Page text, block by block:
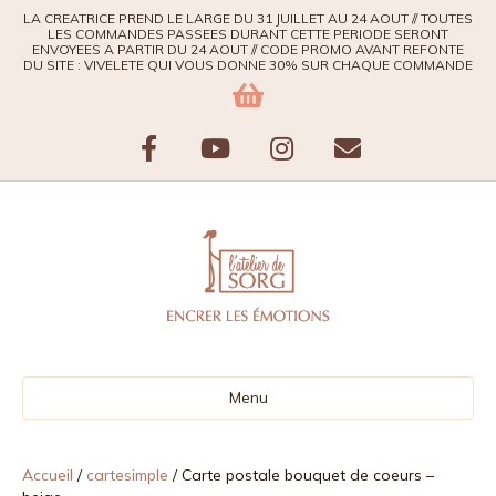
LA CREATRICE PREND LE LARGE DU 31 JUILLET AU 24 AOUT // TOUTES
LES COMMANDES PASSEES DURANT CETTE PERIODE SERONT
ENVOYEES A PARTIR DU 24 AOUT // CODE PROMO AVANT REFONTE
DU SITE : VIVELETE QUI VOUS DONNE 30% SUR CHAQUE COMMANDE
F
o
o
Y
u
t
b
e
I
s
t
g
r
E
Menu
Accueil / cartesimple / Carte postale bouquet de coeurs –